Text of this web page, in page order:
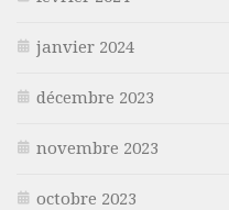
janvier 2024
décembre 2023
novembre 2023
octobre 2023